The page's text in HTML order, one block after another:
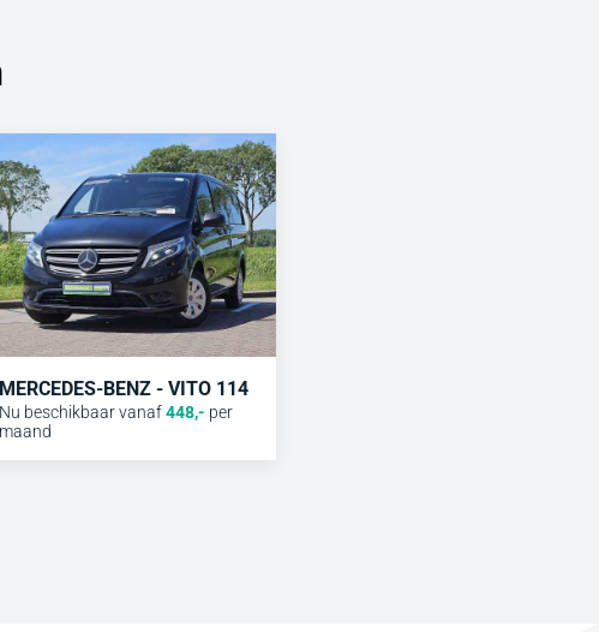
MERCEDES-BENZ - VITO 114
Nu beschikbaar vanaf 448,- per
maand